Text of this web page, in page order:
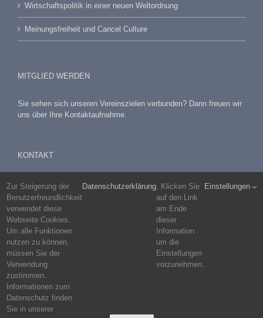
Wirtschaftspolitik in einer neuen Weltordnung
Meinungsfreiheit und Cancel Culture
MITGLIED WERDEN
Sie sehen sich unseren Vereinszielen verbunden? Dann freuen wir
uns über Ihre Kontaktaufnahme.
KONTAKT
E-Mail:
info@f-w-p.eu
Postanschrift:
Postfach 1110
67261 Grünstadt
Zur Steigerung der
Benutzerfreundlichkeit
verwendet diese
Webseite Cookies.
Um alle Funktionen
nutzen zu können,
müssen Sie der
Verwendung
zustimmen.
Informationen zum
Datenschutz finden
Sie in unserer
Datenschutzerklärung. Klicken Sie
auf den Link
am Ende
dieser
Information
um die
Einstellungen
vorzunehmen.
Einstellungen